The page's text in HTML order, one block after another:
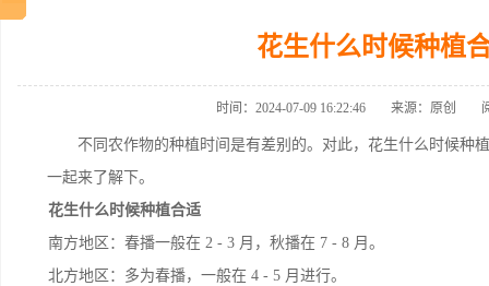
花生什么时候种植
时间：2024-07-09 16:22:46 来源：原创
不同农作物的种植时间是有差别的。对此，花生什么时候种
一起来了解下。
花生什么时候种植合适
南方地区：春播一般在 2 - 3 月，秋播在 7 - 8 月。
北方地区：多为春播，一般在 4 - 5 月进行。